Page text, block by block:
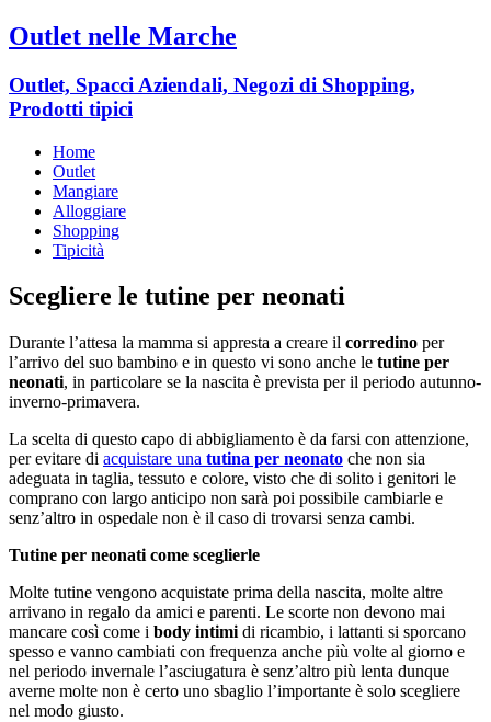
Outlet nelle Marche
Outlet, Spacci Aziendali, Negozi di Shopping,
Prodotti tipici
Home
Outlet
Mangiare
Alloggiare
Shopping
Tipicità
Scegliere le tutine per neonati
Durante l’attesa la mamma si appresta a creare il corredino per
l’arrivo del suo bambino e in questo vi sono anche le tutine per
neonati, in particolare se la nascita è prevista per il periodo autunno-
inverno-primavera.
La scelta di questo capo di abbigliamento è da farsi con attenzione,
per evitare di acquistare una tutina per neonato che non sia
adeguata in taglia, tessuto e colore, visto che di solito i genitori le
comprano con largo anticipo non sarà poi possibile cambiarle e
senz’altro in ospedale non è il caso di trovarsi senza cambi.
Tutine per neonati come sceglierle
Molte tutine vengono acquistate prima della nascita, molte altre
arrivano in regalo da amici e parenti. Le scorte non devono mai
mancare così come i body intimi di ricambio, i lattanti si sporcano
spesso e vanno cambiati con frequenza anche più volte al giorno e
nel periodo invernale l’asciugatura è senz’altro più lenta dunque
averne molte non è certo uno sbaglio l’importante è solo scegliere
nel modo giusto.